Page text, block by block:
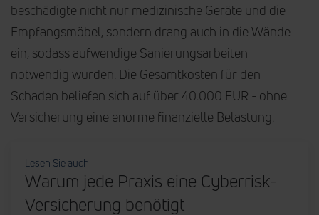
beschädigte nicht nur medizinische Geräte und die
Empfangsmöbel, sondern drang auch in die Wände
ein, sodass aufwendige Sanierungsarbeiten
notwendig wurden. Die Gesamtkosten für den
Schaden beliefen sich auf über 40.000 EUR - ohne
Versicherung eine enorme finanzielle Belastung.
Lesen Sie auch
Warum jede Praxis eine Cyberrisk-
Versicherung benötigt